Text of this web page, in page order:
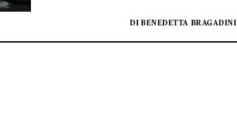
DI BENEDETTA BRAGADINI